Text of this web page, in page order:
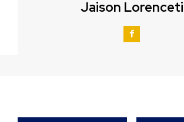
Jaison Lorenceti